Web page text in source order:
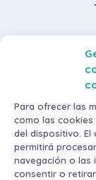
Para ofrecer las
como las
del dispositivo.
permitirá
navegación o las
consentir o